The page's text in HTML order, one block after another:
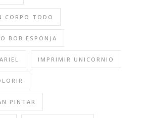
CORPO TODO
BOB ESPONJA
IMPRIMIR UNICORNIO
PINTAR